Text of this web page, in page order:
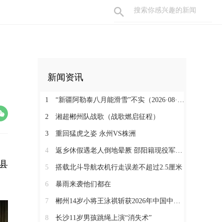
新闻资讯
1 “新疆阿勒泰八月能滑雪”不实（2026·08·07）
2 湘超郴州队战歌（战歌燃启征程）
3 重回猛虎之姿 永州VS株洲
4 返乡休假遇老人倒地晕厥 邵阳籍现役军人挺身而出
5 搭载北斗导航农机行走误差不超过2.5厘米
6 暴雨来袭他们都在
7 郴州14岁小将王泳祺斩获2026年中国中学生攀岩锦标赛一金两铜
8 长沙11岁男孩跳绳上演“消失术”